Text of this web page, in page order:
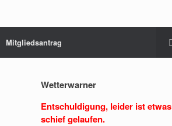
Mitgliedsantrag
Wetterwarner
Entschuldigung, leider ist etwas
schief gelaufen.